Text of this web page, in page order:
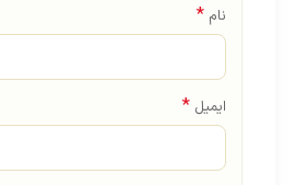
نام *
ایمیل *